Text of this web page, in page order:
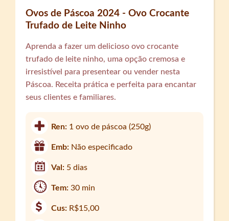
Ovos de Páscoa 2024 - Ovo Crocante
Trufado de Leite Ninho
Aprenda a fazer um delicioso ovo crocante
trufado de leite ninho, uma opção cremosa e
irresistível para presentear ou vender nesta
Páscoa. Receita prática e perfeita para encantar
seus clientes e familiares.
Ren: 1 ovo de páscoa (250g)
Emb: Não especificado
Val: 5 dias
Tem:30 min
Cus: R$15,00